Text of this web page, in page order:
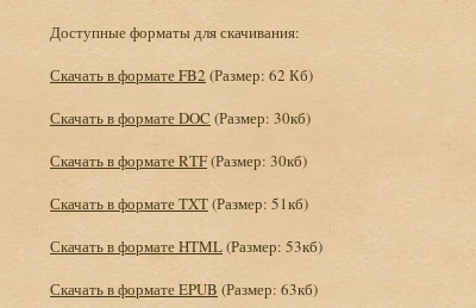
Доступные форматы для скачивания:
Скачать в формате FB2 (Размер: 62 Кб)
Скачать в формате DOC (Размер: 30кб)
Скачать в формате RTF(Размер: 30кб)
Скачать в формате TXT(Размер: 51кб)
Скачать в формате HTML(Размер: 53кб)
Скачать в формате EPUB (Размер: 63кб)